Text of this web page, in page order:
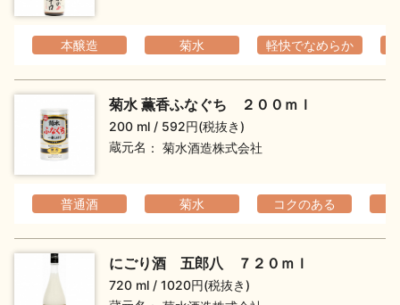
本醸造 菊水 軽快でなめらか
菊水 薫香ふなぐち ２００ｍｌ
200 ml
592円(税抜き)
蔵元名
菊水酒造株式会社
普通酒 菊水 コクのある
にごり酒 五郎八 ７２０ｍｌ
720 ml
1020円(税抜き)